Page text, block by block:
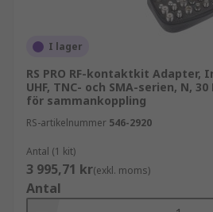
Vanliga fördelar är:
Praktisk lösning för
reparation
kontakter
Snabb tillgång till flera
Anpassat för service,
I lager
RS PRO RF-kontaktkit Adapter,
UHF, TNC- och SMA-serien, N,
för sammankoppling
RS-artikelnummer 546-2920
Antal (1 kit)
3 995,71 kr(exkl. moms)
Antal